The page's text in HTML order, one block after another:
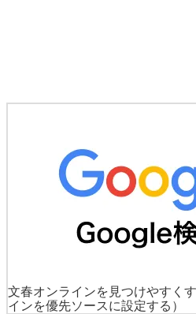
文春オンラインを見つけやすく
インを優先ソースに設定する）